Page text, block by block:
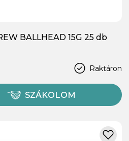
BALLHEAD 15G 25 db
Raktáron
SZÁKOLOM